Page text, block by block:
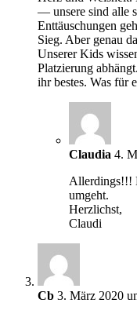
— unsere sind alle
Enttäuschungen
Sieg. Aber genau
Unserer Kids
Platzierung
ihr bestes. Was für
Claudia 4.
Allerdings!!!
umgeht.
Herzlichst,
Claudi
Cb 3. März 2020